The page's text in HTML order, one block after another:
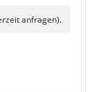
anfragen).